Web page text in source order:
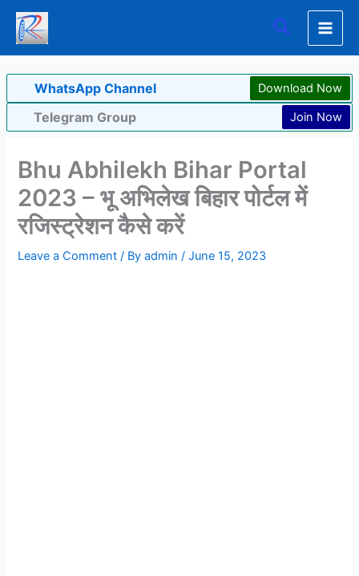
Skip
content
Search
WhatsApp Channel Download Now
Telegram Group Join Now
Bhu Abhilekh Bihar Portal
2023 – भू अभिलेख बिहार पोर्टल में
रजिस्ट्रेशन कैसे करें
Leave a Comment / Byadmin/June 15, 2023